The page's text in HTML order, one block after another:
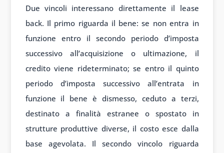
Due vincoli interessano direttamente il lease
back. Il primo riguarda il bene: se non entra in
funzione entro il secondo periodo d’imposta
successivo all’acquisizione o ultimazione, il
credito viene rideterminato; se entro il quinto
periodo d’imposta successivo all’entrata in
funzione il bene è dismesso, ceduto a terzi,
destinato a finalità estranee o spostato in
strutture produttive diverse, il costo esce dalla
base agevolata. Il secondo vincolo riguarda